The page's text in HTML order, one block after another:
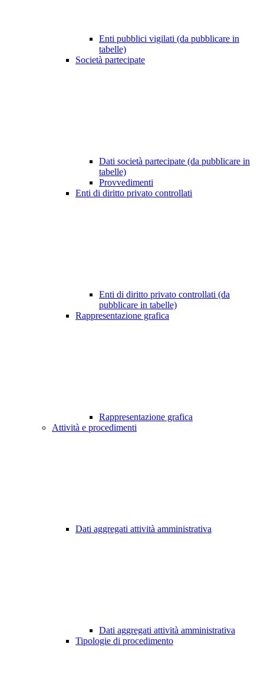
Enti pubblici vigilati (da pubblicare in
tabelle)
Società partecipate
Dati società partecipate (da pubblicare in
tabelle)
Provvedimenti
Enti di diritto privato controllati
Enti di diritto privato controllati (da
pubblicare in tabelle)
Rappresentazione grafica
Rappresentazione grafica
Attività e procedimenti
Dati aggregati attività amministrativa
Dati aggregati attività amministrativa
Tipologie di procedimento